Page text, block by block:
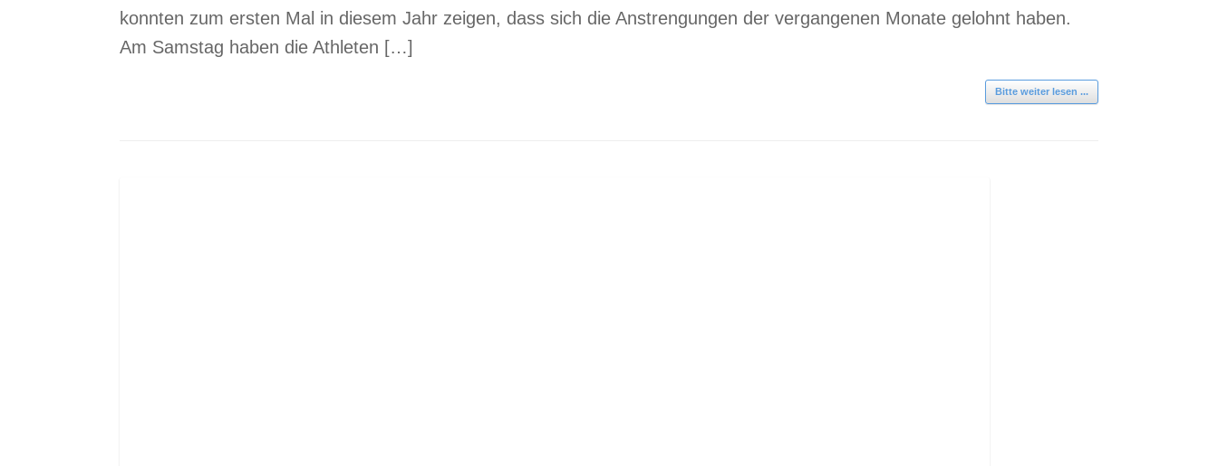
konnten zum ersten Mal in diesem Jahr zeigen, dass sich die Anstrengungen der vergangenen Monate gelohnt haben.
Am Samstag haben die Athleten […]
Bitte weiter lesen ...